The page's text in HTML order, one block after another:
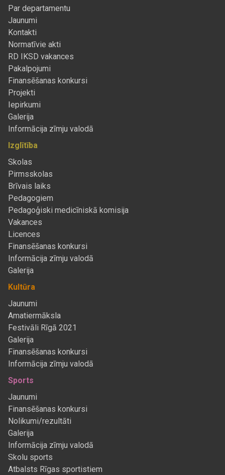
Par departamentu
Jaunumi
Kontakti
Normatīvie akti
RD IKSD vakances
Pakalpojumi
Finansēšanas konkursi
Projekti
Iepirkumi
Galerija
Informācija zīmju valodā
Izglītība
Skolas
Pirmsskolas
Brīvais laiks
Pedagogiem
Pedagoģiski medicīniskā komisija
Vakances
Licences
Finansēšanas konkursi
Informācija zīmju valodā
Galerija
Kultūra
Jaunumi
Amatiermāksla
Festivāli Rīgā 2021
Galerija
Finansēšanas konkursi
Informācija zīmju valodā
Sports
Jaunumi
Finansēšanas konkursi
Nolikumi/rezultāti
Galerija
Informācija zīmju valodā
Skolu sports
Atbalsts Rīgas sportistiem